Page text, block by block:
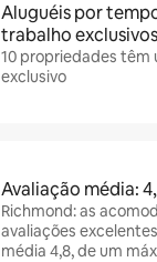
Aluguéis por
trabalho exclusivos
10 propriedades têm
exclusivo
Avaliação média:
Richmond: as
avaliações
média 4,8, de um